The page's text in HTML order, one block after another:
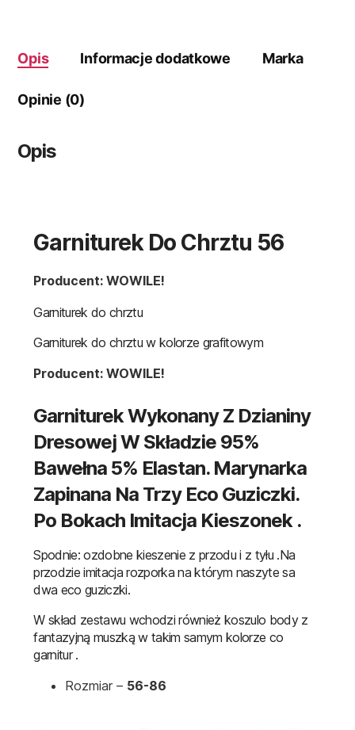
Opis Informacje dodatkowe Marka
Opinie (0)
Opis
Garniturek Do Chrztu 56
Producent: WOWILE!
Garniturek do chrztu
Garniturek do chrztu w kolorze grafitowym
Producent: WOWILE!
Garniturek Wykonany Z Dzianiny
Dresowej W Składzie 95%
Bawełna 5% Elastan. Marynarka
Zapinana Na Trzy Eco Guziczki.
Po Bokach Imitacja Kieszonek .
Spodnie: ozdobne kieszenie z przodu i z tyłu .Na
przodzie imitacja rozporka na którym naszyte sa
dwa eco guziczki.
W skład zestawu wchodzi również koszulo body z
fantazyjną muszką w takim samym kolorze co
garnitur .
Rozmiar – 56-86